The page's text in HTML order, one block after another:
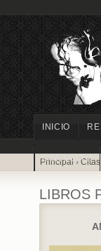
INICIO
CONTACTO
Principal ›
LIBROS